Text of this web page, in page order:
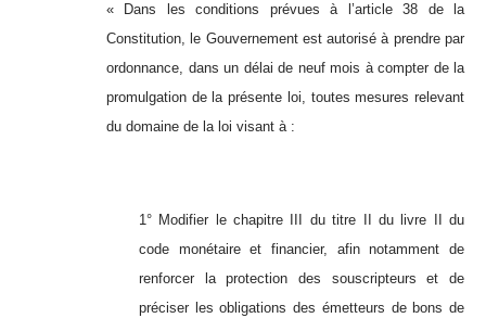
« Dans les conditions prévues à l’article 38 de la
Constitution, le Gouvernement est autorisé à prendre par
ordonnance, dans un délai de neuf mois à compter de la
promulgation de la présente loi, toutes mesures relevant
du domaine de la loi visant à :
1° Modifier le chapitre III du titre II du livre II du
code monétaire et financier, afin notamment de
renforcer la protection des souscripteurs et de
préciser les obligations des émetteurs de bons de